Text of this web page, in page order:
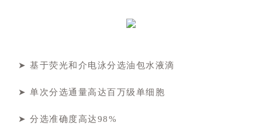
➤ 基于荧光和介电泳分选油包水液滴
➤ 单次分选通量高达百万级单细胞
➤ 分选准确度高达98%